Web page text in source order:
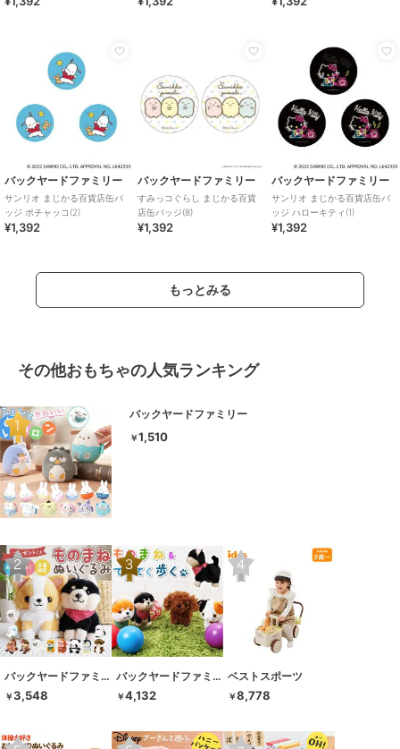
バックヤードファミリー
サンリオ まじかる百貨店缶バ
ッジ ポチャッコ(2)
¥1,392
バックヤードファミリー
すみっコぐらし まじかる百貨
店缶バッジ(8)
¥1,392
バックヤードファミリー
サンリオ まじかる百貨店缶バ
ッジ ハローキティ(1)
¥1,392
もっとみる
その他おもちゃの人気ランキング
バックヤードファミリー
￥1,510
バックヤードファミリー
￥3,548
バックヤードファミリー
￥4,132
ベストスポーツ
￥8,778